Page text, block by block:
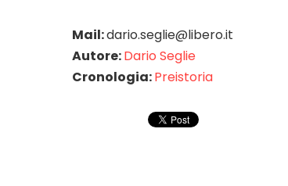
Mail:dario.seglie@libero.it
Autore:Dario Seglie
Cronologia:Preistoria